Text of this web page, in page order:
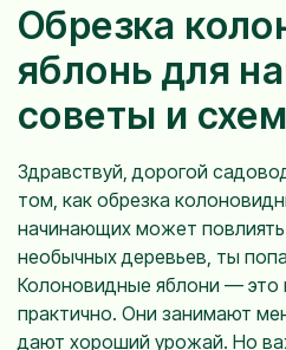
Обрезка
яблонь для
советы и
Здравствуй, дорогой
том, как обрезка
начинающих может
необычных деревьев, ты
Колоновидные яблони — это
практично. Они занимают
дают хороший урожай. Но